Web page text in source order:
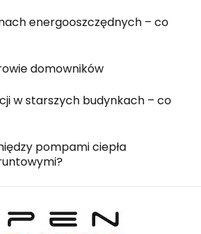
energooszczędnych – co
domowników
w starszych budynkach – co
pompami ciepła